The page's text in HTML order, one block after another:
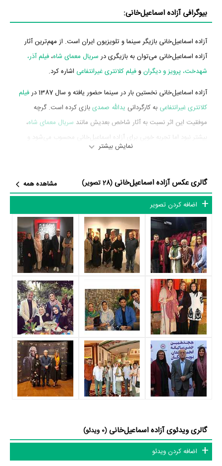
بیوگرافی آزاده اسماعیل‌خانی:
آزاده اسماعیل‌خانی بازیگر سینما و تلویزیون ایران است. از مهم‌ترین آثار
آزاده اسماعیل‌خانی می‌توان به بازیگری در سریال معمای شاه، فیلم آذر،
شهدخت، پرویز و دیگرانوفیلم کلانتری غیرانتفاعی اشاره کرد.
آزاده اسماعیل‌خانی نخستین بار در سینما حضور یافته و سال 1387 در
فیلم
کلانتری غیرانتفاعی به کارگردانی یدالله صمدیبازی کرده است. گرچه
موفقیت این اثر نسبت به آثار شاخص بعدیش مانند سریال معمای شاه،
بیشتر نبود اما تجربه خوبی برای آزاده اسماعیل‌خانی محسوب می‌شود و
امیر جعفری مهران رجبی
آزاده اسماعیل‌خانی در سال 1394 دوره‌ی پرتلاشی را در عرصه سینما و
تلویزیون گذراند و در اثر مهمی بازی کرده است. اثر مهم آزاده اسماعیل‌خانی
در این سال، بازیگری در
سریال معمای شاهبه کارگردانیمحمدرضا ورزی
محسوب می‌شود.
شاید یکی از مهم‌ترین بخش‌های بیوگرافی آزاده اسماعیل‌خانی بازی در
سریال معمای شاهبوده است. آزاده اسماعیل‌خانی سال 1394
سریال معمای
شاهنقش مهمی بازی کرده است که توانست با مهارت خود، آن نقش و
همچنین خودش را میان مخاطبان تلویزیون مطرح کند. او در این سریال با
محمدرضا ورزیهمکاری داشته است. آزاده اسماعیل‌خانی توانست با بازی
درسریال معمای شاهتجربه بازیگری موفقی برای خود رقم بزند و همکاری
در کنار بازیگرانی نظیر امیر‌یل ارجمند،محمدعلی نجفی،سید حسام
نواب‌صفویوثریا قاسمی
بر تجارب او افزود.
آزاده اسماعیل‌خانی علاوه‌برسریال معمای شاه، سال 1392 در
فیلم آذر،
شهدخت، پرویز و دیگران
نیز بازی کرده است. آزاده اسماعیل‌خانی این‌بار با
چون
مهدی فخیم‌زاده مانی حقیقی، گوهر خیراندیش
همکاری داشت.
در این سال‌ها آزاده اسماعیل‌خانی با هنرمندان بسیاری تجربه‌ی کار داشته
نمایش بیشتر
گالری عکس آزاده اسماعیل‌خانی (28 تصویر)
مشاهده همه
اضافه کردن تصویر
گالری ویدئوی آزاده اسماعیل‌خانی (0 ویدئو)
اضافه کردن ویدئو